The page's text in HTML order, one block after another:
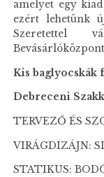
amelyet egy
ezért lehetünk
Szeretettel
Kis baglyocskák
Debreceni
TERVEZŐ ÉS
VIRÁGDIZÁJN:
STATIKUS: